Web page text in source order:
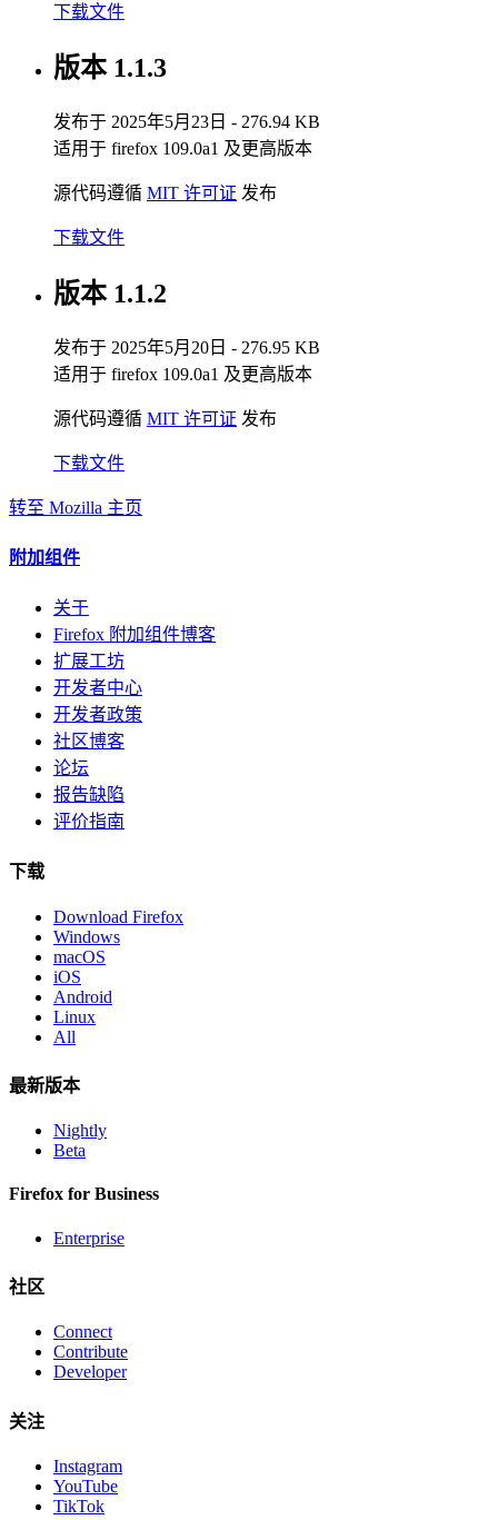
下载文件
版本 1.1.3
发布于 2025年5月23日 - 276.94 KB
适用于 firefox 109.0a1 及更高版本
源代码遵循 MIT 许可证 发布
下载文件
版本 1.1.2
发布于 2025年5月20日 - 276.95 KB
适用于 firefox 109.0a1 及更高版本
源代码遵循 MIT 许可证 发布
下载文件
转至 Mozilla 主页
附加组件
关于
Firefox 附加组件博客
扩展工坊
开发者中心
开发者政策
社区博客
论坛
报告缺陷
评价指南
下载
Download Firefox
Windows
macOS
iOS
Android
Linux
All
最新版本
Nightly
Beta
Firefox for Business
Enterprise
社区
Connect
Contribute
Developer
关注
Instagram
YouTube
TikTok